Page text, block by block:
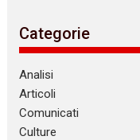
Categorie
Analisi
Articoli
Comunicati
Culture